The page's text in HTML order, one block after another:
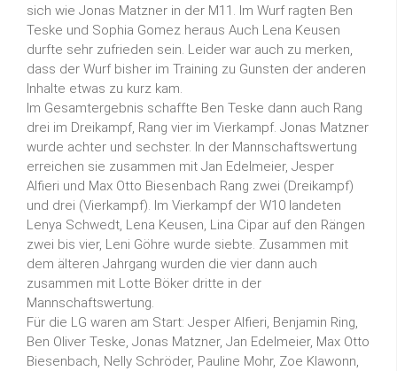
sich wie Jonas Matzner in der M11. Im Wurf ragten Ben
Teske und Sophia Gomez heraus Auch Lena Keusen
durfte sehr zufrieden sein. Leider war auch zu merken,
dass der Wurf bisher im Training zu Gunsten der anderen
Inhalte etwas zu kurz kam.
Im Gesamtergebnis schaffte Ben Teske dann auch Rang
drei im Dreikampf, Rang vier im Vierkampf. Jonas Matzner
wurde achter und sechster. In der Mannschaftswertung
erreichen sie zusammen mit Jan Edelmeier, Jesper
Alfieri und Max Otto Biesenbach Rang zwei (Dreikampf)
und drei (Vierkampf). Im Vierkampf der W10 landeten
Lenya Schwedt, Lena Keusen, Lina Cipar auf den Rängen
zwei bis vier, Leni Göhre wurde siebte. Zusammen mit
dem älteren Jahrgang wurden die vier dann auch
zusammen mit Lotte Böker dritte in der
Mannschaftswertung.
Für die LG waren am Start: Jesper Alfieri, Benjamin Ring,
Ben Oliver Teske, Jonas Matzner, Jan Edelmeier, Max Otto
Biesenbach, Nelly Schröder, Pauline Mohr, Zoe Klawonn,